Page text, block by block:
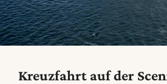
Kreuzfahrt auf der